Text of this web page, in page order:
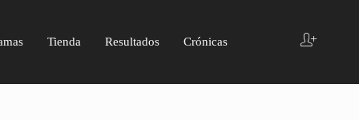
Tienda Resultados Crónicas